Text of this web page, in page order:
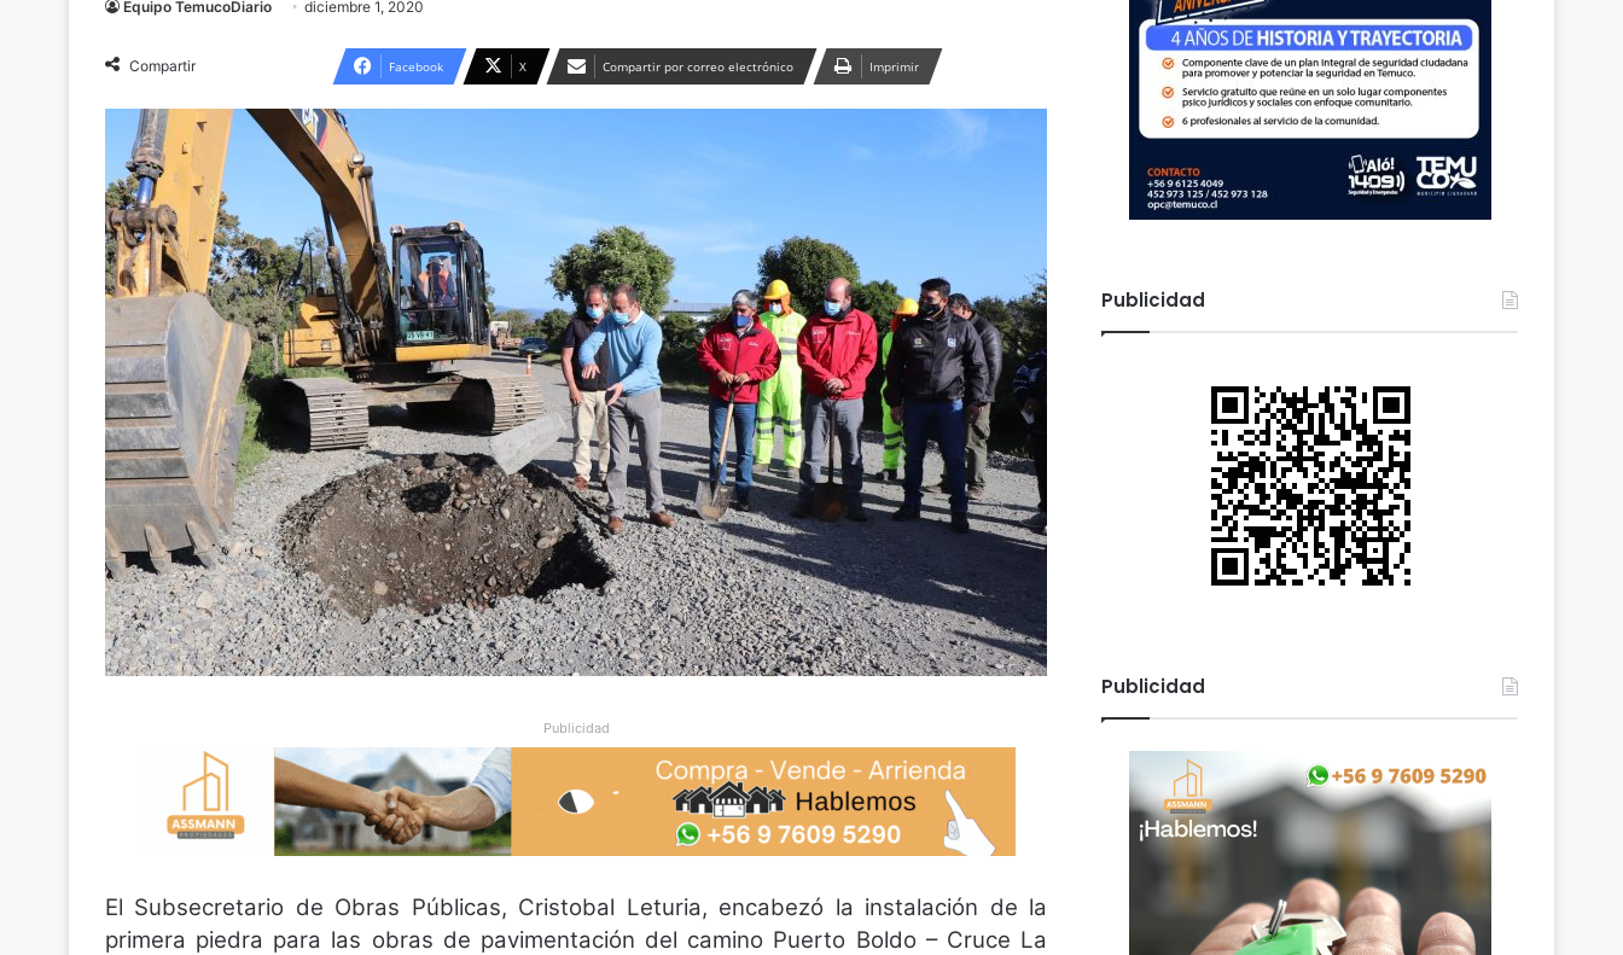
Equipo TemucoDiario diciembre 1, 2020
Compartir Facebook X Compartir por correo electrónico Imprimir
Publicidad
El Subsecretario de Obras Públicas, Cristobal Leturia, encabezó la instalación de la
primera piedra para las obras de pavimentación del camino Puerto Boldo – Cruce La
Publicidad
Publicidad